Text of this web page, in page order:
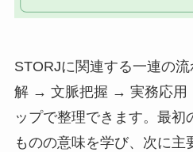
STORJに関連する一連の
解 → 文脈把握 → 実務応用
ップで整理できます。最初
ものの意味を学び、次に主